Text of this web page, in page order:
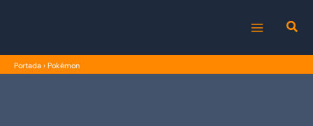
MENU
Portada › Pokémon